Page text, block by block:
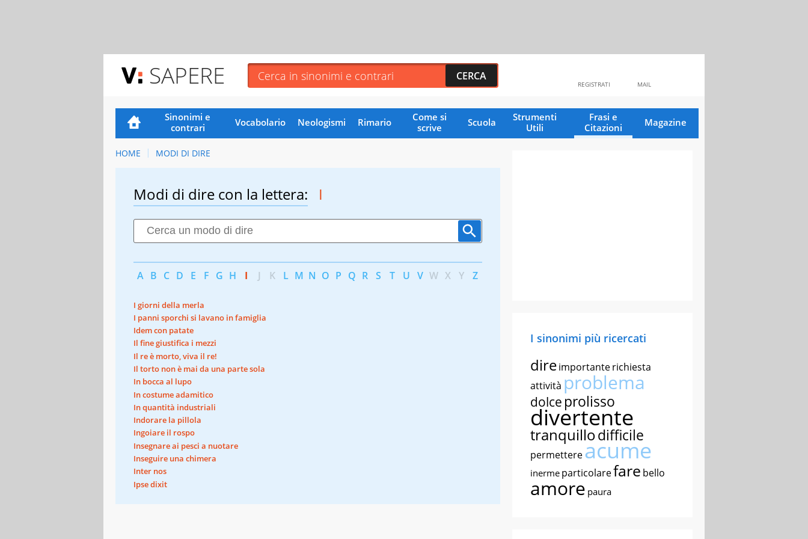
SAPERE MAIL
REGISTRATI
Sinonimi e
contrari
Vocabolario Neologismi Rimario
Come si
scrive
Scuola
Strumenti
Utili
Frasi e
Citazioni
Magazine
HOME MODI DI DIRE
Modi di dire con la lettera: I
A B C D E F G H I J K L M N O P Q R S T U V W X Y Z
I giorni della merla
I panni sporchi si lavano in famiglia
Idem con patate
Il fine giustifica i mezzi
Il re è morto, viva il re!
Il torto non è mai da una parte sola
In bocca al lupo
In costume adamitico
In quantità industriali
Indorare la pillola
Ingoiare il rospo
Insegnare ai pesci a nuotare
Inseguire una chimera
Inter nos
Ipse dixit
I sinonimi più ricercati
direimportanterichiesta
attività problema
dolce prolisso
divertente
tranquillodifficile
permettereacume
inerme particolarefare bello
amore paura